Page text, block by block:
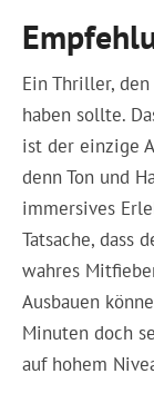
Ein Thriller,
haben sollte.
ist der einzige
denn Ton und
immersives
Tatsache, dass
wahres
Ausbauen
Minuten doch
auf hohem